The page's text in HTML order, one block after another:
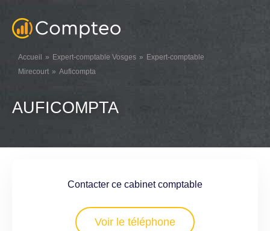
Accueil Expert-comptable Vosges
Expert-comptable
Mirecourt
Auficompta
AUFICOMPTA
Contacter ce cabinet comptable
Voir le téléphone